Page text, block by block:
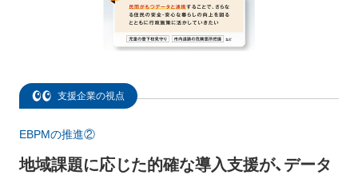
支援企業の視点
EBPMの推進②
地域課題に応じた的確な導入支援が、データ